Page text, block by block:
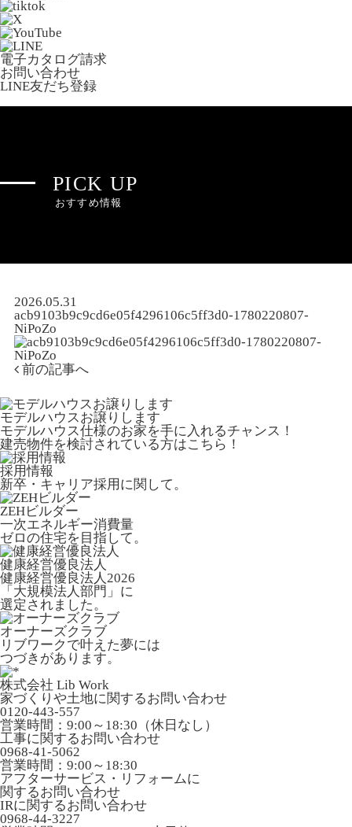
電子カタログ請求
お問い合わせ
LINE友だち登録
PICK UP
おすすめ情報
2026.05.31
acb9103b9c9cd6e05f4296106c5ff3d0-1780220807-
NiPoZo
前の記事へ
モデルハウスお譲りします
モデルハウス仕様のお家を手に入れるチャンス！
建売物件を検討されている方はこちら！
採用情報
新卒・キャリア採用に関して。
ZEHビルダー
一次エネルギー消費量
ゼロの住宅を目指して。
健康経営優良法人
健康経営優良法人2026
「大規模法人部門」に
選定されました。
オーナーズクラブ
リブワークで叶えた夢には
つづきがあります。
株式会社 Lib Work
家づくりや土地に関するお問い合わせ
0120-443-557
営業時間：9:00～18:30（休日なし）
工事に関するお問い合わせ
0968-41-5062
営業時間：9:00～18:30
アフターサービス・リフォームに
関するお問い合わせ
IRに関するお問い合わせ
0968-44-3227